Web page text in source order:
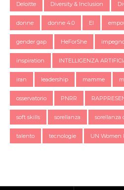
Deloitte Diversity & Inclusion
donne donne 4.0 EI
gender gap HeForShe
inspiration INTELLIGENZA
iran leadership mamme
osservatorio PNRR
soft skills sorellanza sorellanza
talento tecnologie UN Women